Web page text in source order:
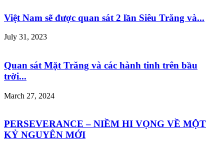
Việt Nam sẽ được quan sát 2 lần Siêu Trăng và...
July 31, 2023
Quan sát Mặt Trăng và các hành tinh trên bầu
trời...
March 27, 2024
PERSEVERANCE – NIỀM HI VỌNG VỀ MỘT
KỶ NGUYÊN MỚI